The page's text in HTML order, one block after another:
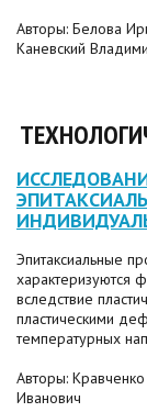
Авторы: Белова
Каневский
Эпитаксиальные
характеризуются
вследствие
пластическими
температурных
Авторы:
Иванович